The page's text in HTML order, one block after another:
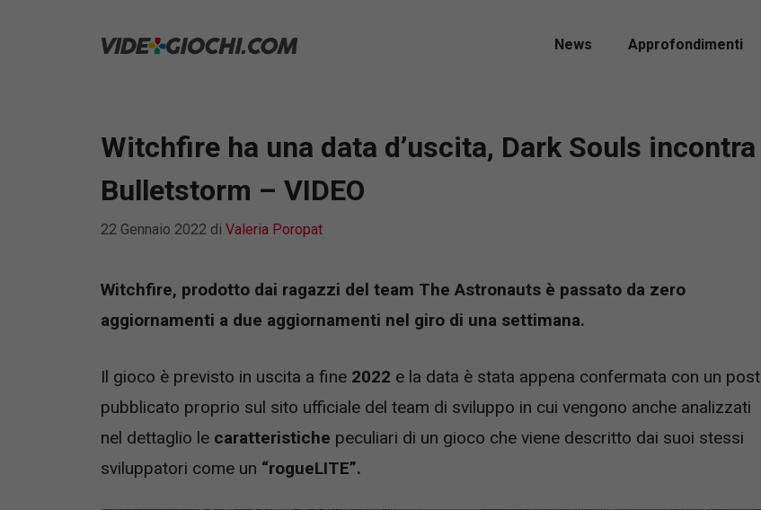
News Approfondimenti
Witchfire ha una data d’uscita, Dark Souls incontra
Bulletstorm – VIDEO
22 Gennaio 2022 di Valeria Poropat
Witchfire, prodotto dai ragazzi del team The Astronauts è passato da zero
aggiornamenti a due aggiornamenti nel giro di una settimana.
Il gioco è previsto in uscita a fine 2022 e la data è stata appena confermata con un post
pubblicato proprio sul sito ufficiale del team di sviluppo in cui vengono anche analizzati
nel dettaglio le caratteristiche peculiari di un gioco che viene descritto dai suoi stessi
sviluppatori come un “rogueLITE”.